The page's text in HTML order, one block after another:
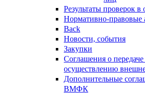
Результаты проверок
Нормативно-правовые
Back
Новости, события
Закупки
Соглашения о
осуществлению
Дополнительные
ВМФК